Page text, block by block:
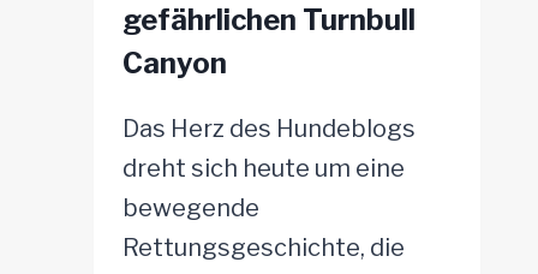
gefährlichen Turnbull
Canyon
Das Herz des Hundeblogs
dreht sich heute um eine
bewegende
Rettungsgeschichte, die